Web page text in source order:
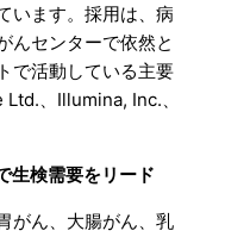
います。採用は、病
んセンターで依然と
で活動している主要
、Illumina, Inc.、
生検需要をリード
がん、大腸がん、乳